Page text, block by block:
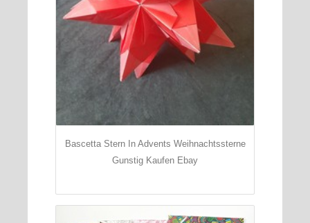
Bascetta Stern In Advents Weihnachtssterne
Gunstig Kaufen Ebay